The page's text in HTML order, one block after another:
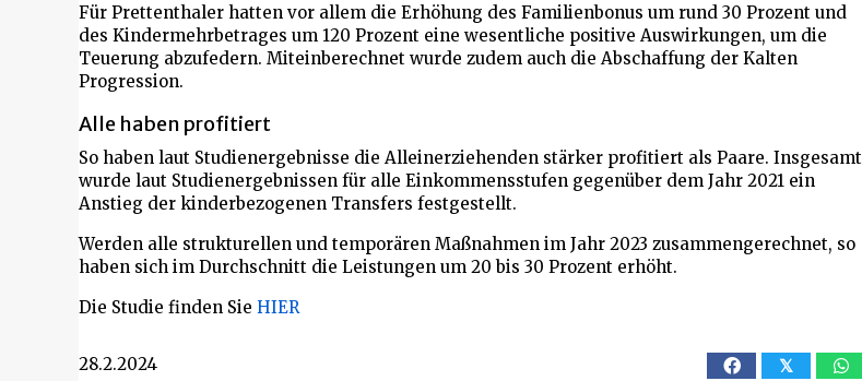
Für Prettenthaler hatten vor allem die Erhöhung des Familienbonus um rund 30 Prozent und
des Kindermehrbetrages um 120 Prozent eine wesentliche positive Auswirkungen, um die
Teuerung abzufedern. Miteinberechnet wurde zudem auch die Abschaffung der Kalten
Progression.
Alle haben profitiert
So haben laut Studienergebnisse die Alleinerziehenden stärker profitiert als Paare. Insgesamt
wurde laut Studienergebnissen für alle Einkommensstufen gegenüber dem Jahr 2021 ein
Anstieg der kinderbezogenen Transfers festgestellt.
Werden alle strukturellen und temporären Maßnahmen im Jahr 2023 zusammengerechnet, so
haben sich im Durchschnitt die Leistungen um 20 bis 30 Prozent erhöht.
Die Studie finden Sie HIER
28.2.2024 𝕏